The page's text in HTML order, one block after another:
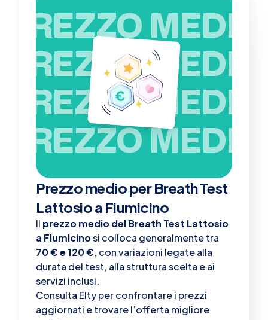
PREZZO MEDIO
PREZZO MEDIO
PREZZO MEDIO
PREZZO MEDIO
Prezzo medio per Breath Test
Lattosio a Fiumicino
Il prezzo medio del Breath Test Lattosio
a Fiumicinosi colloca generalmente tra
70 € e 120 €, con variazioni legate alla
durata del test, alla struttura scelta e ai
servizi inclusi.
Consulta Elty per confrontare i prezzi
aggiornati e trovare l’offerta migliore